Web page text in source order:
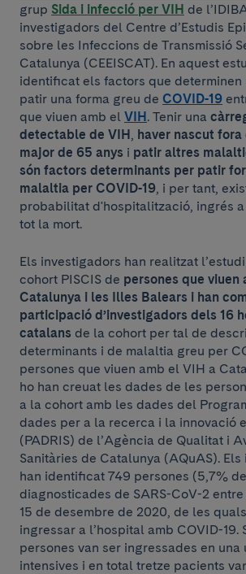
grup Sida i infecció per VIH de
investigadors del Centre d’Estudis
sobre les Infeccions de Transmissió
Catalunya (CEEISCAT). En aquest
identificat els factors que determinen
patir una forma greu de COVID-19
que viuen amb el VIH. Tenir una
detectable de VIH haver nascut fora
major de 65 anys i patir altres
són factors determinants per patir
malaltia per COVID-19 , i per tant,
probabilitat d'hospitalització, ingrés
tot la mort.
Els investigadors han realitzat
cohort PISCIS de persones que viuen
Catalunya i les Illes Balears i han
participació d’investigadors dels 16
catalans de la cohort per tal de
determinants i de malaltia greu per
persones que viuen amb el VIH a
ho han creuat les dades de les
a la cohort amb les dades del
dades per a la recerca i la innovació
(PADRIS) de l’Agència de Qualitat i
Sanitàries de Catalunya (AQuAS).
han identificat 749 persones (5,7%
diagnosticades de SARS-CoV-2 entre
15 de desembre de 2020, de les
ingressar a l’hospital amb COVID-19.
persones van ser ingressades en una
intensives i en total tretze pacients